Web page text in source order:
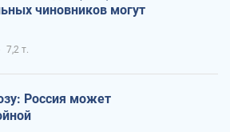
чиновников могут
7,2 т.
Россия может